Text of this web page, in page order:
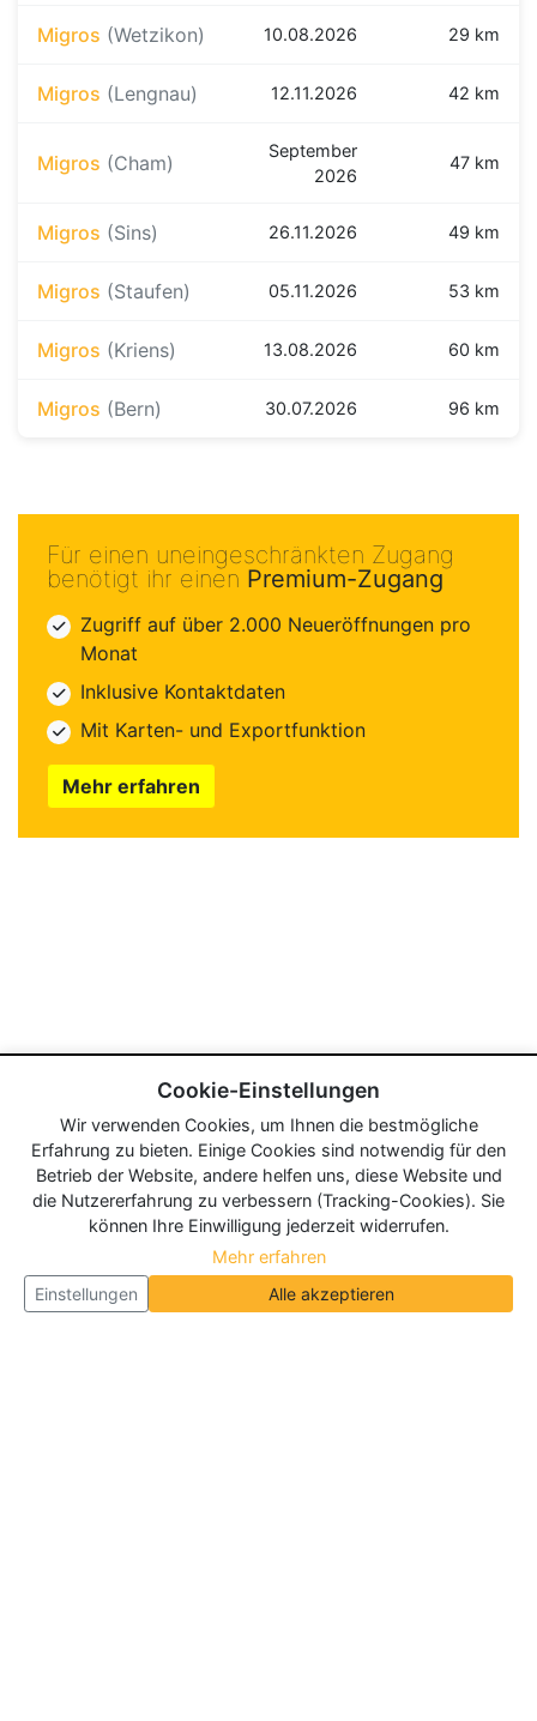
Migros (Wetzikon) 10.08.2026 29 km
Migros (Lengnau) 12.11.2026 42 km
Migros (Cham)
September
2026
47 km
Migros (Sins) 26.11.2026 49 km
Migros (Staufen) 05.11.2026 53 km
Migros (Kriens) 13.08.2026 60 km
Migros (Bern) 30.07.2026 96 km
Für einen uneingeschränkten Zugang
benötigt ihr einen Premium-Zugang
Zugriff auf über 2.000 Neueröffnungen pro
Monat
Inklusive Kontaktdaten
Mit Karten- und Exportfunktion
Mehr erfahren
Cookie-Einstellungen
Wir verwenden Cookies, um Ihnen die bestmögliche
Erfahrung zu bieten. Einige Cookies sind notwendig für den
Betrieb der Website, andere helfen uns, diese Website und
die Nutzererfahrung zu verbessern (Tracking-Cookies). Sie
können Ihre Einwilligung jederzeit widerrufen.
Mehr erfahren
Einstellungen
Alle akzeptieren